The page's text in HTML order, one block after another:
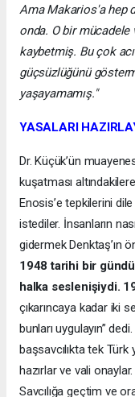
Ama Makarios'a hep
onda. O bir mücadele
kaybetmiş. Bu çok
güçsüzlüğünü
yaşayamamış."
YASALARI
Dr. Küçük’ün
kuşatması
Enosis’e tepkilerini
istediler. İnsanların
gidermek Denktaş’ın
1948 tarihi bir
halka seslenişiydi.
çıkarıncaya kadar iki
bunları uygulayın”
başsavcılıkta tek Türk
hazırlar ve vali
Savcılığa geçtim ve